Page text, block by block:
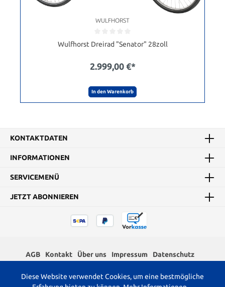
WULFHORST
Wulfhorst Dreirad "Senator" 28zoll
2.999,00 €*
In den Warenkorb
KONTAKTDATEN
INFORMATIONEN
SERVICEMENÜ
JETZT ABONNIEREN
AGB Kontakt Über uns Impressum
Datenschutz
Diese Website verwendet Cookies, um eine bestmögliche